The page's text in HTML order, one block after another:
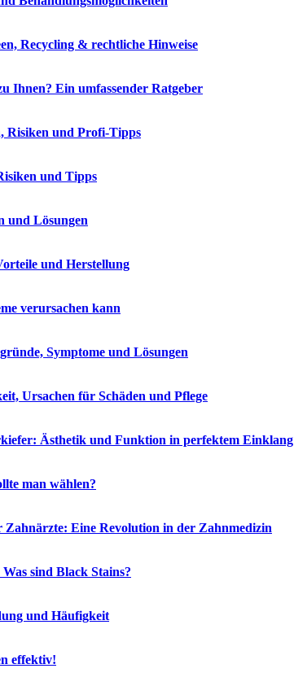
Recycling & rechtliche Hinweise
Ihnen? Ein umfassender Ratgeber
Risiken und Profi-Tipps
und Tipps
und Lösungen
und Herstellung
verursachen kann
Symptome und Lösungen
Ursachen für Schäden und Pflege
Ästhetik und Funktion in perfektem Einklang
man wählen?
Zahnärzte: Eine Revolution in der Zahnmedizin
sind Black Stains?
und Häufigkeit
effektiv!